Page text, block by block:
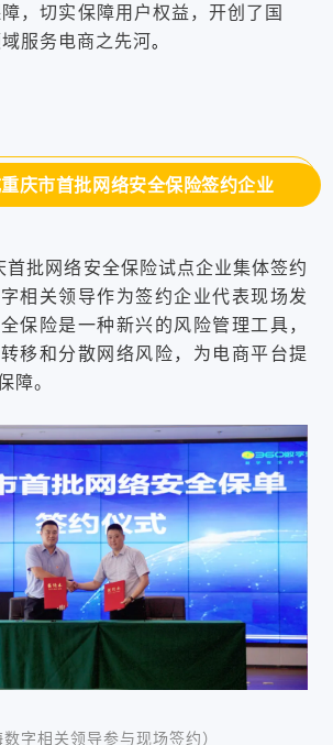
，切实保障用户权益，开创了国
服务电商之先河。
庆市首批网络安全保险签约企业
首批网络安全保险试点企业集体签约
相关领导作为签约企业代表现场发
保险是一种新兴的风险管理工具，
移和分散网络风险，为电商平台提
障。
数字相关领导参与现场签约）